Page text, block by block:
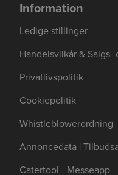
Information
Ledige stillinger
Handelsvilkår &
Privatlivspolitik
Cookiepolitik
Whistleblowerordning
Annoncedata |
Catertool - Messeapp